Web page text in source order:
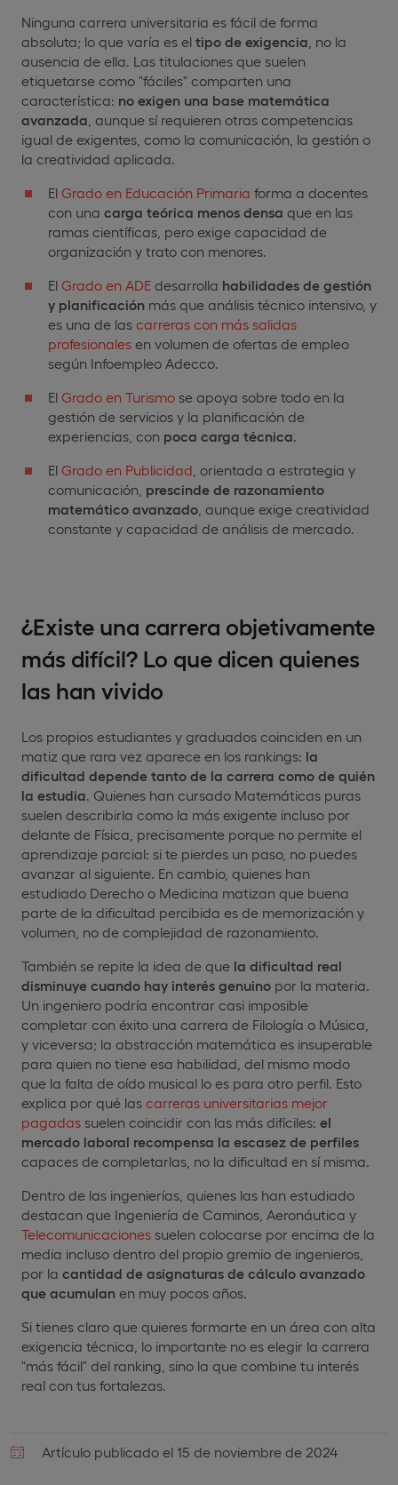
Ninguna carrera universitaria es fácil de forma
absoluta; lo que varía es el tipo de exigencia , no la
ausencia de ella. Las titulaciones que suelen
etiquetarse como "fáciles" comparten una
característica: no exigen una base matemática
avanzada , aunque sí requieren otras competencias
igual de exigentes, como la comunicación, la gestión o
la creatividad aplicada.
El Grado en Educación Primaria forma a docentes
con una carga teórica menos densa que en las
ramas científicas, pero exige capacidad de
organización y trato con menores.
El Grado en ADE desarrolla habilidades de gestión
y planificación más que análisis técnico intensivo, y
es una de las carreras con más salidas
profesionales en volumen de ofertas de empleo
según Infoempleo Adecco.
El Grado en Turismo se apoya sobre todo en la
gestión de servicios y la planificación de
experiencias, con poca carga técnica
El Grado en Publicidad , orientada a estrategia y
comunicación, prescinde de razonamiento
matemático avanzado , aunque exige creatividad
constante y capacidad de análisis de mercado.
¿Existe una carrera objetivamente
más difícil? Lo que dicen quienes
las han vivido
Los propios estudiantes y graduados coinciden en un
matiz que rara vez aparece en los rankings: la
dificultad depende tanto de la carrera como de quién
la estudia . Quienes han cursado Matemáticas puras
suelen describirla como la más exigente incluso por
delante de Física, precisamente porque no permite el
aprendizaje parcial: si te pierdes un paso, no puedes
avanzar al siguiente. En cambio, quienes han
estudiado Derecho o Medicina matizan que buena
parte de la dificultad percibida es de memorización y
volumen, no de complejidad de razonamiento.
También se repite la idea de que la dificultad real
disminuye cuando hay interés genuino por la materia.
Un ingeniero podría encontrar casi imposible
completar con éxito una carrera de Filología o Música,
y viceversa; la abstracción matemática es insuperable
para quien no tiene esa habilidad, del mismo modo
que la falta de oído musical lo es para otro perfil. Esto
explica por qué las carreras universitarias mejor
pagadas suelen coincidir con las más difíciles: el
mercado laboral recompensa la escasez de perfiles
capaces de completarlas, no la dificultad en sí misma.
Dentro de las ingenierías, quienes las han estudiado
destacan que Ingeniería de Caminos, Aeronáutica y
Telecomunicaciones suelen colocarse por encima de la
media incluso dentro del propio gremio de ingenieros,
por la cantidad de asignaturas de cálculo avanzado
que acumulan en muy pocos años.
Si tienes claro que quieres formarte en un área con alta
exigencia técnica, lo importante no es elegir la carrera
"más fácil" del ranking, sino la que combine tu interés
real con tus fortalezas.
Artículo publicado el 15 de noviembre de 2024